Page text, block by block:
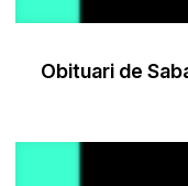
Obituari de